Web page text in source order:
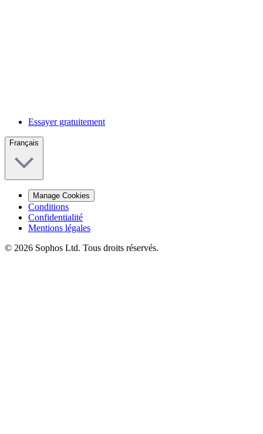
Essayer gratuitement
Français
Manage Cookies
Conditions
Confidentialité
Mentions légales
© 2026 Sophos Ltd. Tous droits réservés.